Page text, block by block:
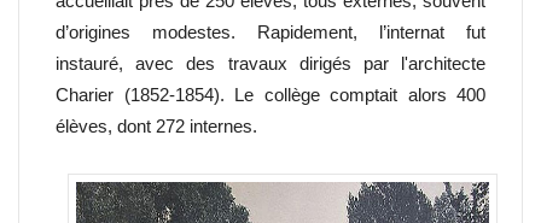
d’origines modestes. Rapidement, l’internat fut
instauré, avec des travaux dirigés par l'architecte
Charier (1852-1854). Le collège comptait alors 400
élèves, dont 272 internes.